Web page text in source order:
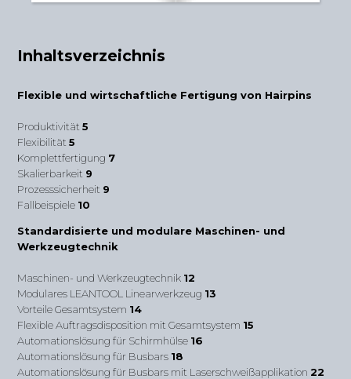
Inhaltsverzeichnis
Flexible und wirtschaftliche Fertigung von Hairpins
Produktivität5
Flexibilität5
Komplettfertigung 7
Skalierbarkeit 9
Prozesssicherheit 9
Fallbeispiele 10
Standardisierte und modulare Maschinen- und
Werkzeugtechnik
Maschinen- und Werkzeugtechnik 12
Modulares LEANTOOL Linearwerkzeug 13
Vorteile Gesamtsystem 14
Flexible Auftragsdisposition mit Gesamtsystem 15
Automationslösung für Schirmhülse 16
Automationslösung für Busbars 18
Automationslösung für Busbars mit Laserschweißapplikation22